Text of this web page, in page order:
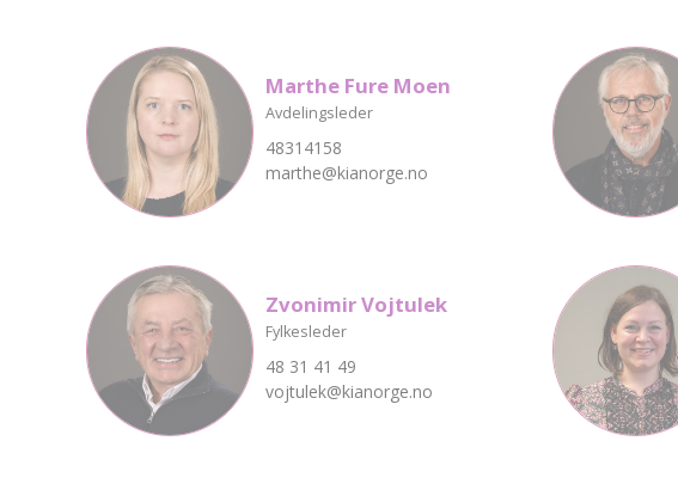
Marthe Fure Moen
Avdelingsleder
48314158
marthe@kianorge.no
Zvonimir Vojtulek
Fylkesleder
48 31 41 49
vojtulek@kianorge.no